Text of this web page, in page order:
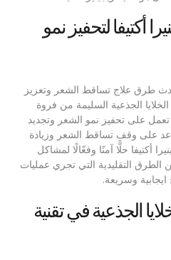
أكتيفا لتحفيز نمو
أحدث طرق علاج تساقط الشعر وتعزيز
الجذعية السليمة من فروة
على تحفيز نمو الشعر وتجديد
على وقف تساقط الشعر وزيادة
أكتيفا حلًّا آمنًا وفعّالًا لمشاكل
الطرق التقليدية التي تجري عمليات
وسريعة.
الجذعية في تقنية